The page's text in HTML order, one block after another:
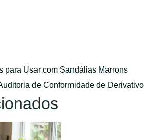
para Usar com Sandálias Marrons
de Conformidade de